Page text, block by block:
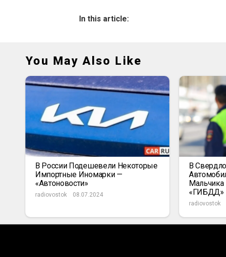
In this article:
You May Also Like
В России Подешевели Некоторые
Импортные Иномарки —
«Автоновости»
radiovostok 08.07.2024
В
«ГИБДД»
radiovostok